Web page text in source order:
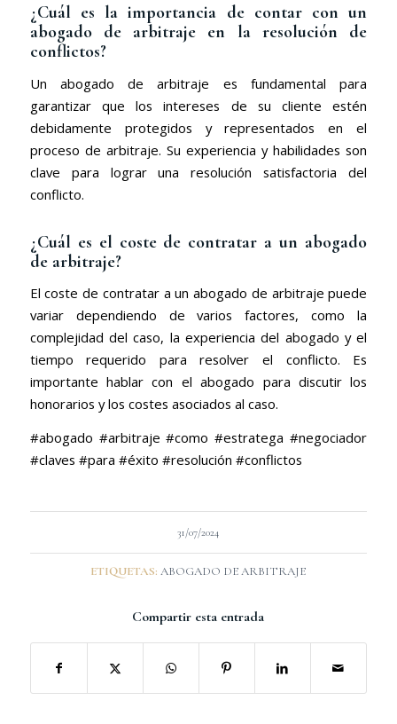
¿Cuál es la importancia de contar con un
abogado de arbitraje en la resolución de
conflictos?
Un abogado de arbitraje es fundamental para
garantizar que los intereses de su cliente estén
debidamente protegidos y representados en el
proceso de arbitraje. Su experiencia y habilidades son
clave para lograr una resolución satisfactoria del
conflicto.
¿Cuál es el coste de contratar a un abogado
de arbitraje?
El coste de contratar a un abogado de arbitraje puede
variar dependiendo de varios factores, como la
complejidad del caso, la experiencia del abogado y el
tiempo requerido para resolver el conflicto. Es
importante hablar con el abogado para discutir los
honorarios y los costes asociados al caso.
#abogado #arbitraje #como #estratega #negociador
#claves #para #éxito #resolución #conflictos
31/07/2024
ETIQUETAS: ABOGADO DE ARBITRAJE
Compartir esta entrada